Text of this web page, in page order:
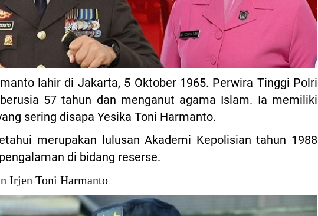
lahir di Jakarta, 5 Oktober 1965. Perwira Tinggi Polri
57 tahun dan menganut agama Islam. Ia memiliki
sering disapa Yesika Toni Harmanto.
merupakan lulusan Akademi Kepolisian tahun 1988
di bidang reserse.
Irjen Toni Harmanto